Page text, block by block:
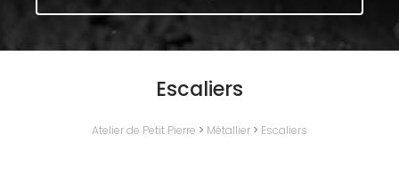
Escaliers
Atelier de Petit Pierre > Métallier > Escaliers